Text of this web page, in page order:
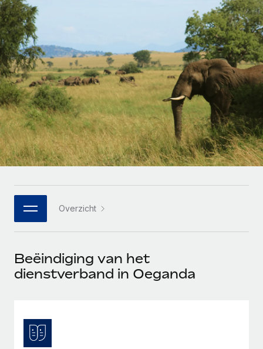
Ingewikkelde HR-taken eenvoudig uitbesteden
INFRASTRUCTUUR
Remote Embedded
HR naadloos in workflows integreren
Platform
Ingebouwde essentiële HR-functies voor je team
Integraties
DIENSTEN
Achtergrondonderzoek
Vereenvoudig het screeningsproces van
GROEIFASE
Start-ups
Flexibele global HR en payroll solutions voor groeiende
bedrijven
Mid-market
Teams uitbreiden met HR solutions op maat
Enterprise
Global HR voor grote bedrijven
WERK MET ONS SAMEN
Strategische technologiepartners
Een partner worden
Ontdek hoe je met ons kunt samenwerken
Ontdek valuta-opties en betaalsnelheden voor
LEREN MET REMOTE
Onderzoek en gidsen
Casestudy's
HR-woordenlijst
Checklists en templates
Webinars
Newsroom
Support
Nederlands
Français
Deutsch
Español
Italiano
Português (Portugal)
日本語
한국어
Overzicht
Beëindiging van het
dienstverband in Oeganda